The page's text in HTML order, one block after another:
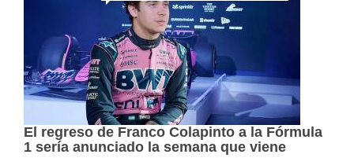
El regreso de Franco Colapinto a la Fórmula
1 sería anunciado la semana que viene